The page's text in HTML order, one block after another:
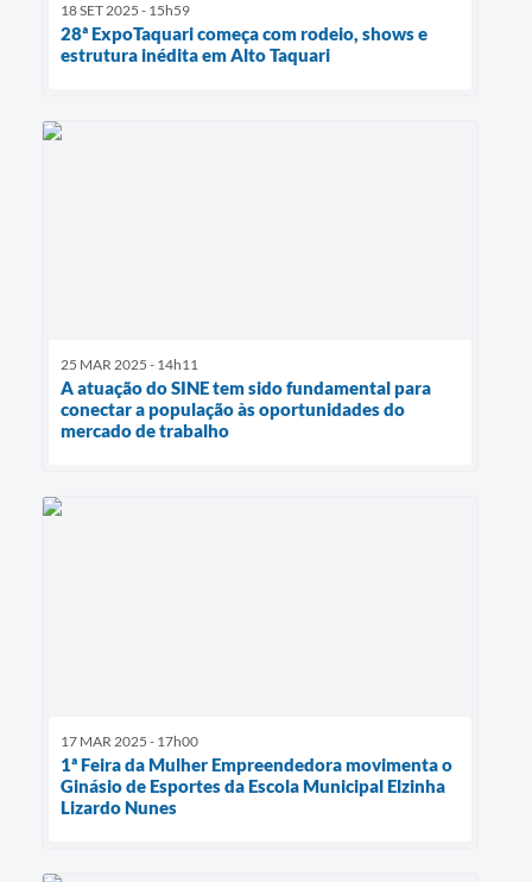
18 SET 2025 - 15h59
28ª ExpoTaquari começa com rodeio, shows e
estrutura inédita em Alto Taquari
25 MAR 2025 - 14h11
A atuação do SINE tem sido fundamental para
conectar a população às oportunidades do
mercado de trabalho
17 MAR 2025 - 17h00
1ª Feira da Mulher Empreendedora movimenta o
Ginásio de Esportes da Escola Municipal Elzinha
Lizardo Nunes